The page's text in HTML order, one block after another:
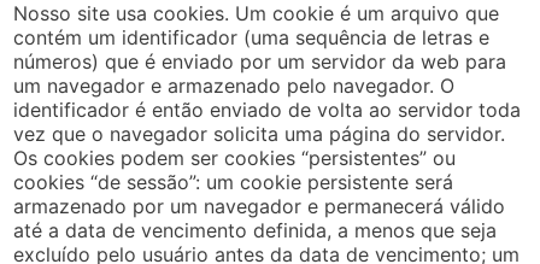
Nosso site usa cookies. Um cookie é um arquivo que
contém um identificador (uma sequência de letras e
números) que é enviado por um servidor da web para
um navegador e armazenado pelo navegador. O
identificador é então enviado de volta ao servidor toda
vez que o navegador solicita uma página do servidor.
Os cookies podem ser cookies “persistentes” ou
cookies “de sessão”: um cookie persistente será
armazenado por um navegador e permanecerá válido
até a data de vencimento definida, a menos que seja
excluído pelo usuário antes da data de vencimento; um